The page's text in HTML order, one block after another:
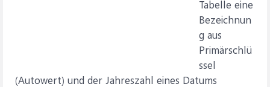
Tabelle eine
Bezeichnun
g aus
Primärschlü
ssel
(Autowert) und der Jahreszahl eines Datums